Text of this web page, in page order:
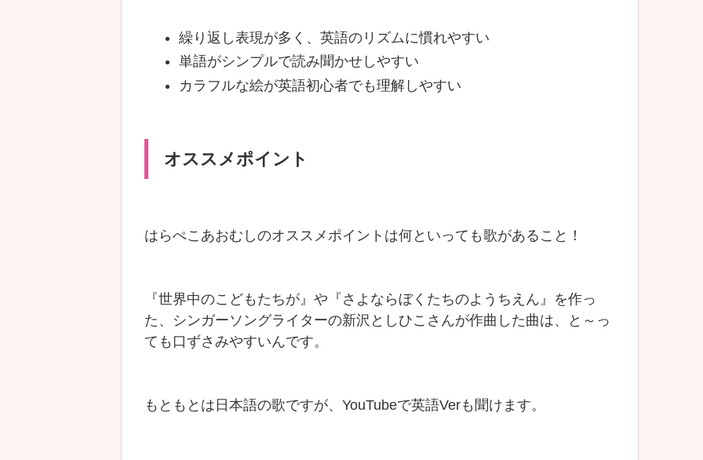
繰り返し表現が多く、英語のリズムに慣れやすい
単語がシンプルで読み聞かせしやすい
カラフルな絵が英語初心者でも理解しやすい
オススメポイント
はらぺこあおむしのオススメポイントは何といっても歌があること！
『世界中のこどもたちが』や『さよならぼくたちのようちえん』を作っ
た、シンガーソングライターの新沢としひこさんが作曲した曲は、と～っ
ても口ずさみやすいんです。
もともとは日本語の歌ですが、YouTubeで英語Verも聞けます。